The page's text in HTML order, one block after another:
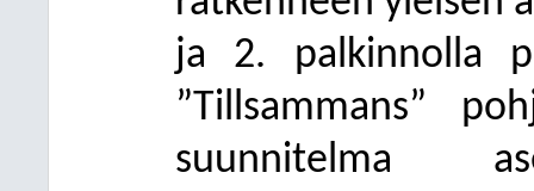
ja 2. palkinnolla
”Tillsammans”
suunnitelma